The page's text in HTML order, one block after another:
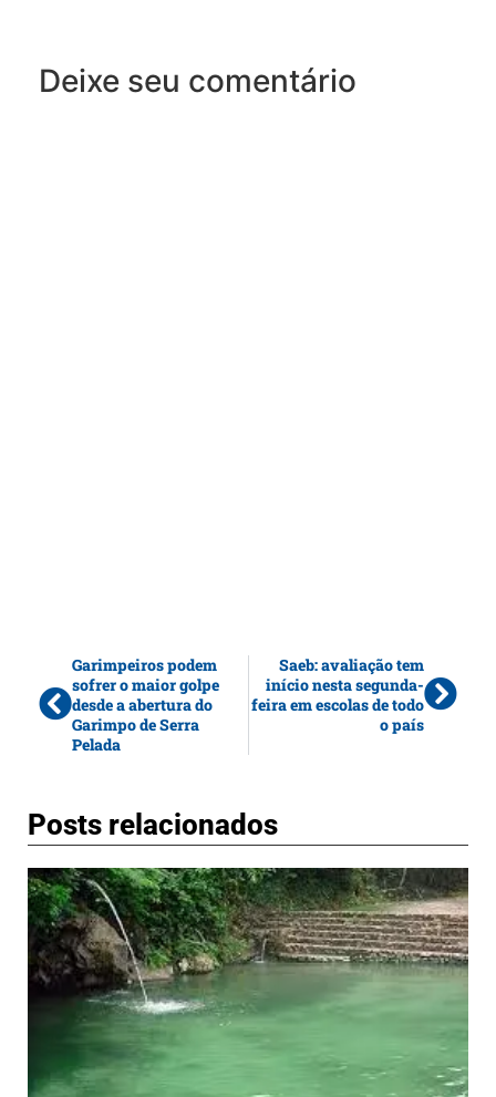
Deixe seu comentário
Garimpeiros podem
sofrer o maior golpe
desde a abertura do
Garimpo de Serra
Pelada
Saeb: avaliação tem
início nesta segunda-
feira em escolas de todo
o país
Posts relacionados